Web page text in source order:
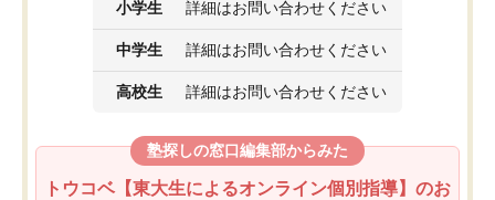
小学生 詳細はお問い合わせください
中学生 詳細はお問い合わせください
高校生 詳細はお問い合わせください
塾探しの窓口編集部からみた
トウコベ【東大生によるオンライン個別指導】のお